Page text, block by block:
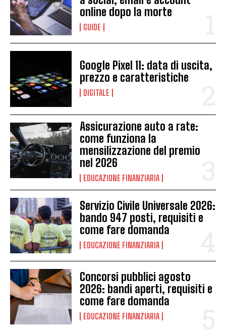
online dopo la morte
GUIDE
Google Pixel 11: data di uscita,
prezzo e caratteristiche
DIGITALE
Assicurazione auto a rate:
come funziona la
mensilizzazione del premio
nel 2026
EDUCAZIONE FINANZIARIA
Servizio Civile Universale 2026:
bando 947 posti, requisiti e
come fare domanda
EDUCAZIONE FINANZIARIA
Concorsi pubblici agosto
2026: bandi aperti, requisiti e
come fare domanda
EDUCAZIONE FINANZIARIA